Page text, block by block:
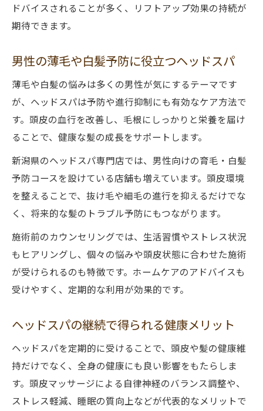
ドバイスされることが多く、リフトアップ効果の持続が
期待できます。
男性の薄毛や白髪予防に役立つヘッドスパ
薄毛や白髪の悩みは多くの男性が気にするテーマです
が、ヘッドスパは予防や進行抑制にも有効なケア方法で
す。頭皮の血行を改善し、毛根にしっかりと栄養を届け
ることで、健康な髪の成長をサポートします。
新潟県のヘッドスパ専門店では、男性向けの育毛・白髪
予防コースを設けている店舗も増えています。頭皮環境
を整えることで、抜け毛や細毛の進行を抑えるだけでな
く、将来的な髪のトラブル予防にもつながります。
施術前のカウンセリングでは、生活習慣やストレス状況
もヒアリングし、個々の悩みや頭皮状態に合わせた施術
が受けられるのも特徴です。ホームケアのアドバイスも
受けやすく、定期的な利用が効果的です。
ヘッドスパの継続で得られる健康メリット
ヘッドスパを定期的に受けることで、頭皮や髪の健康維
持だけでなく、全身の健康にも良い影響をもたらしま
す。頭皮マッサージによる自律神経のバランス調整や、
ストレス軽減、睡眠の質向上などが代表的なメリットで